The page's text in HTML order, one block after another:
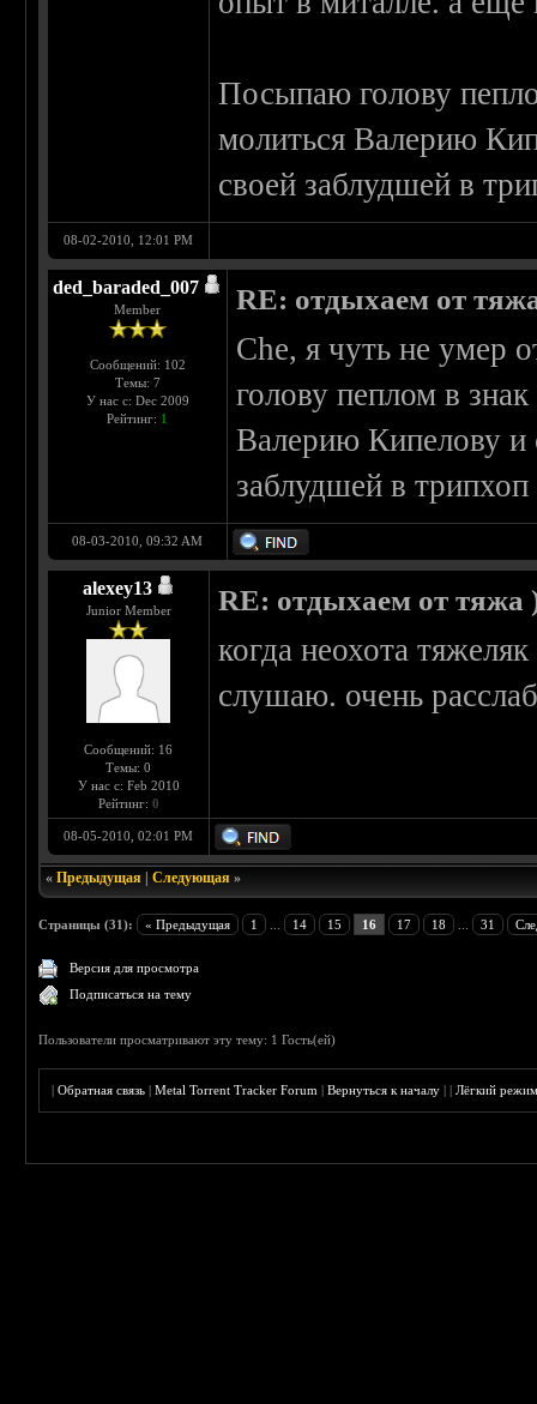
Посыпаю голову
молиться Валерию
своей заблудшей в
08-02-2010, 12:01 PM
ded_baraded_007
Member
Сообщений: 102
Темы: 7
У нас с: Dec 2009
Рейтинг: 1
RE: отдыхаем от
Che, я чуть не умер
голову пеплом в
Валерию Кипелову и
заблудшей в
08-03-2010, 09:32 AM
alexey13
Junior Member
Сообщений: 16
Темы: 0
У нас с: Feb 2010
Рейтинг: 0
RE: отдыхаем от тяжа
когда неохота
слушаю. очень
08-05-2010, 02:01 PM
«Предыдущая |Следующая »
Страницы (31): « Предыдущая 1 14 15 16 17 18 31
Версия для просмотра
Подписаться на тему
Пользователи просматривают эту тему: 1 Гость(ей)
|Обратная связь |Metal Torrent Tracker Forum |Вернуться к началу ||Лёгкий